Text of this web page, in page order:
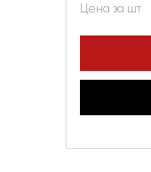
Цена за шт